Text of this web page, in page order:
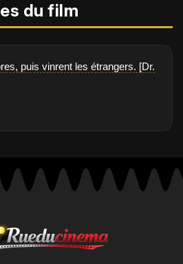
du film
puis vinrent les étrangers. [Dr.